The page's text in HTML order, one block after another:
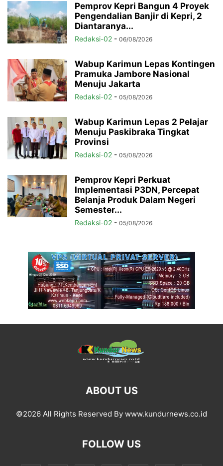
Pemprov Kepri Bangun 4 Proyek
Pengendalian Banjir di Kepri, 2
Diantaranya...
Redaksi-02 - 06/08/2026
Wabup Karimun Lepas Kontingen
Pramuka Jambore Nasional
Menuju Jakarta
Redaksi-02 - 05/08/2026
Wabup Karimun Lepas 2 Pelajar
Menuju Paskibraka Tingkat
Provinsi
Redaksi-02 - 05/08/2026
Pemprov Kepri Perkuat
Implementasi P3DN, Percepat
Belanja Produk Dalam Negeri
Semester...
Redaksi-02 - 05/08/2026
ABOUT US
©2026 All Rights Reserved By www.kundurnews.co.id
FOLLOW US